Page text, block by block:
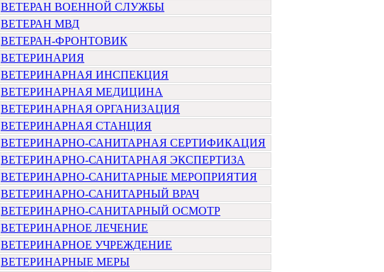
ВЕТЕРАН ВОЕННОЙ СЛУЖБЫ
ВЕТЕРАН МВД
ВЕТЕРАН-ФРОНТОВИК
ВЕТЕРИНАРИЯ
ВЕТЕРИНАРНАЯ ИНСПЕКЦИЯ
ВЕТЕРИНАРНАЯ МЕДИЦИНА
ВЕТЕРИНАРНАЯ ОРГАНИЗАЦИЯ
ВЕТЕРИНАРНАЯ СТАНЦИЯ
ВЕТЕРИНАРНО-САНИТАРНАЯ СЕРТИФИКАЦИЯ
ВЕТЕРИНАРНО-САНИТАРНАЯ ЭКСПЕРТИЗА
ВЕТЕРИНАРНО-САНИТАРНЫЕ МЕРОПРИЯТИЯ
ВЕТЕРИНАРНО-САНИТАРНЫЙ ВРАЧ
ВЕТЕРИНАРНО-САНИТАРНЫЙ ОСМОТР
ВЕТЕРИНАРНОЕ ЛЕЧЕНИЕ
ВЕТЕРИНАРНОЕ УЧРЕЖДЕНИЕ
ВЕТЕРИНАРНЫЕ МЕРЫ